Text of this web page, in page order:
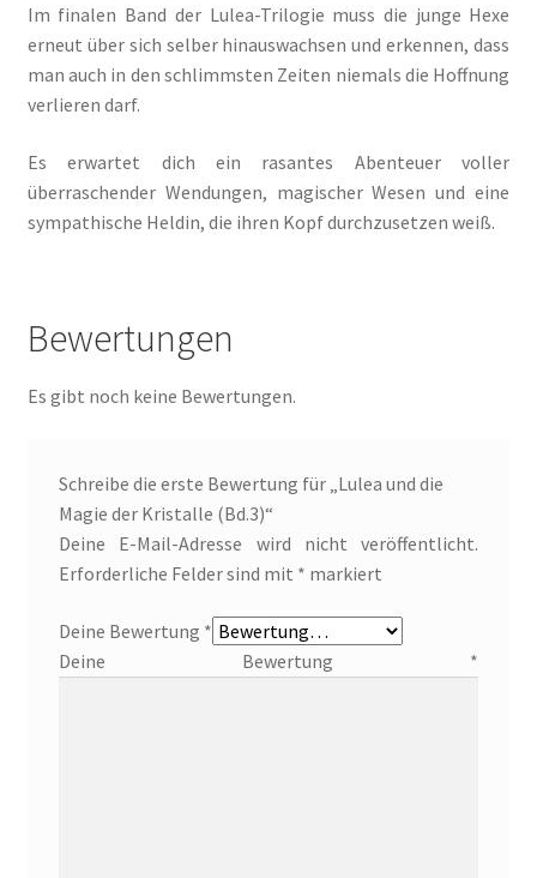
Forum
In 50 Tagen zur Mrs. Grey
Jamies Quest – Aufgabe gesucht
Jamies Quest – Oben ist Unten
Im finalen Band der Lulea-Trilogie muss die junge Hexe
erneut über sich selber hinauswachsen und erkennen, dass
man auch in den schlimmsten Zeiten niemals die Hoffnung
verlieren darf.
Es erwartet dich ein rasantes Abenteuer voller
überraschender Wendungen, magischer Wesen und eine
sympathische Heldin, die ihren Kopf durchzusetzen weiß.
Bewertungen
Es gibt noch keine Bewertungen.
Schreibe die erste Bewertung für „Lulea und die
Magie der Kristalle (Bd.3)“
Deine E-Mail-Adresse wird nicht veröffentlicht.
Erforderliche Felder sind mit * markiert
Deine Bewertung *
Deine Bewertung *